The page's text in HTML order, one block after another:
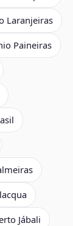
Laranjeiras
Paineiras
Jábali